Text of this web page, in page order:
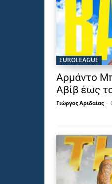
EUROLEAGUE
Αρμάντο
Αβίβ έως
Γιώργος Αριδαίας -